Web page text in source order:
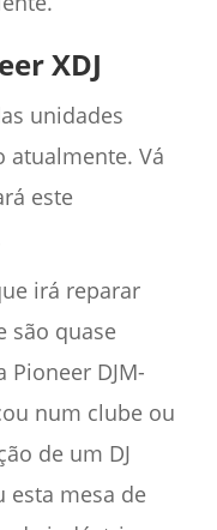
XDJ
unidades
atualmente. Vá
este
irá reparar
são quase
DJM-
num clube ou
de um DJ
esta mesa de